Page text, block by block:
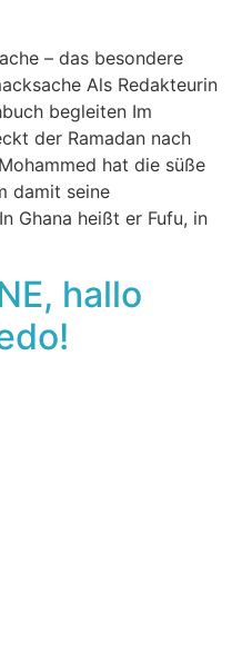
– das besondere
Als Redakteurin
begleiten Im
der Ramadan nach
hat die süße
damit seine
Ghana heißt er Fufu, in
hallo